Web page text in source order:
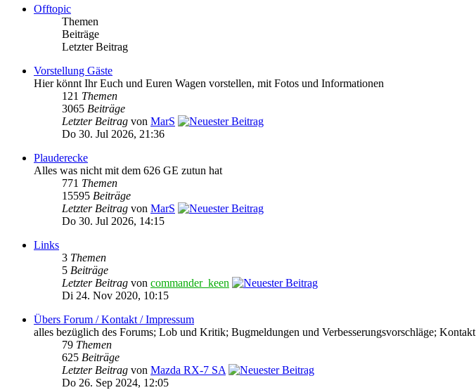
Offtopic
Themen
Beiträge
Letzter Beitrag
Vorstellung Gäste
Hier könnt Ihr Euch und Euren Wagen vorstellen, mit Fotos und Informationen
121 Themen
3065 Beiträge
Letzter Beitrag von MarS
Do 30. Jul 2026, 21:36
Plauderecke
Alles was nicht mit dem 626 GE zutun hat
771 Themen
15595 Beiträge
Letzter Beitrag von MarS
Do 30. Jul 2026, 14:15
Links
3 Themen
5 Beiträge
Letzter Beitrag von commander_keen
Di 24. Nov 2020, 10:15
Übers Forum / Kontakt / Impressum
alles bezüglich des Forums; Lob und Kritik; Bugmeldungen und Verbesserungsvorschläge; Kontakt
79 Themen
625 Beiträge
Letzter Beitrag von Mazda RX-7 SA
Do 26. Sep 2024, 12:05